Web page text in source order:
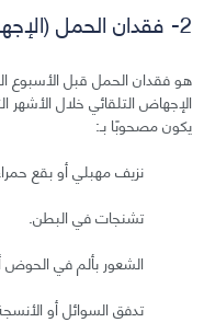
2- فقدان الحمل (الإجهاض التلقائي)
هو فقدان الحمل قبل
الإجهاض التلقائي خلال الأشهر
يكون مصحوبًا بـ:
نزيف مهبلي أو بقع
تشنجات في البطن.
الشعور بألم في الحوض
تدفق السوائل أو